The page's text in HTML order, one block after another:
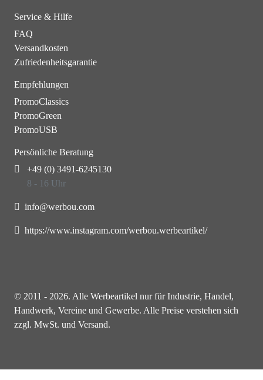
Service & Hilfe
FAQ
Versandkosten
Zufriedenheitsgarantie
Empfehlungen
PromoClassics
PromoGreen
PromoUSB
Persönliche Beratung
+49 (0) 3491-6245130
8 - 16 Uhr
info@werbou.com
https://www.instagram.com/werbou.werbeartikel/
© 2011 - 2026. Alle Werbeartikel nur für Industrie, Handel,
Handwerk, Vereine und Gewerbe. Alle Preise verstehen sich
zzgl. MwSt. und Versand.